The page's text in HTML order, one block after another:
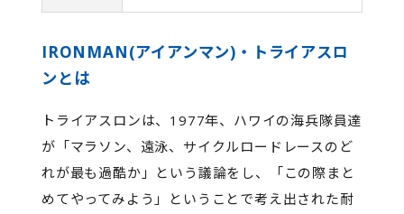
IRONMAN(アイアンマン)・トライアスロ
ンとは
トライアスロンは、1977年、ハワイの海兵隊員達
が「マラソン、遠泳、サイクルロードレースのど
れが最も過酷か」という議論をし、「この際まと
めてやってみよう」ということで考え出された耐